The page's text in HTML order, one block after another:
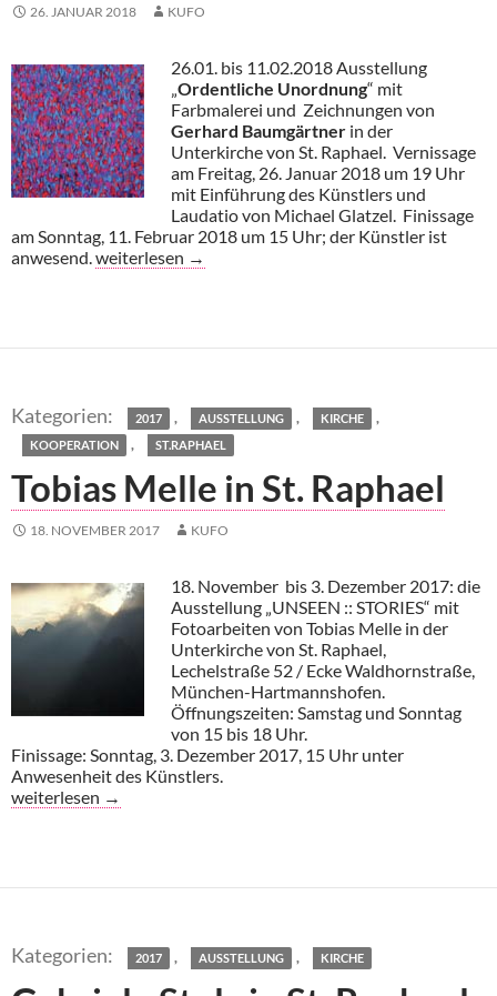
26. JANUAR 2018 KUFO
26.01. bis 11.02.2018 Ausstellung
„Ordentliche Unordnung“ mit
Farbmalerei und Zeichnungen von
Gerhard Baumgärtner in der
Unterkirche von St. Raphael. Vernissage
am Freitag, 26. Januar 2018 um 19 Uhr
mit Einführung des Künstlers und
Laudatio von Michael Glatzel. Finissage
am Sonntag, 11. Februar 2018 um 15 Uhr; der Künstler ist
anwesend.G. Baumgärtner in St. Raphael
weiterlesen →
2017 , AUSSTELLUNG , KIRCHE ,
KOOPERATION , ST.RAPHAEL
Tobias Melle in St. Raphael
18. NOVEMBER 2017 KUFO
18. November bis 3. Dezember 2017: die
Ausstellung „UNSEEN :: STORIES“ mit
Fotoarbeiten von Tobias Melle in der
Unterkirche von St. Raphael,
Lechelstraße 52 / Ecke Waldhornstraße,
München-Hartmannshofen.
Öffnungszeiten: Samstag und Sonntag
von 15 bis 18 Uhr.
Finissage: Sonntag, 3. Dezember 2017, 15 Uhr unter
Anwesenheit des Künstlers.
Tobias Melle in St. Raphael
weiterlesen →
2017 , AUSSTELLUNG , KIRCHE